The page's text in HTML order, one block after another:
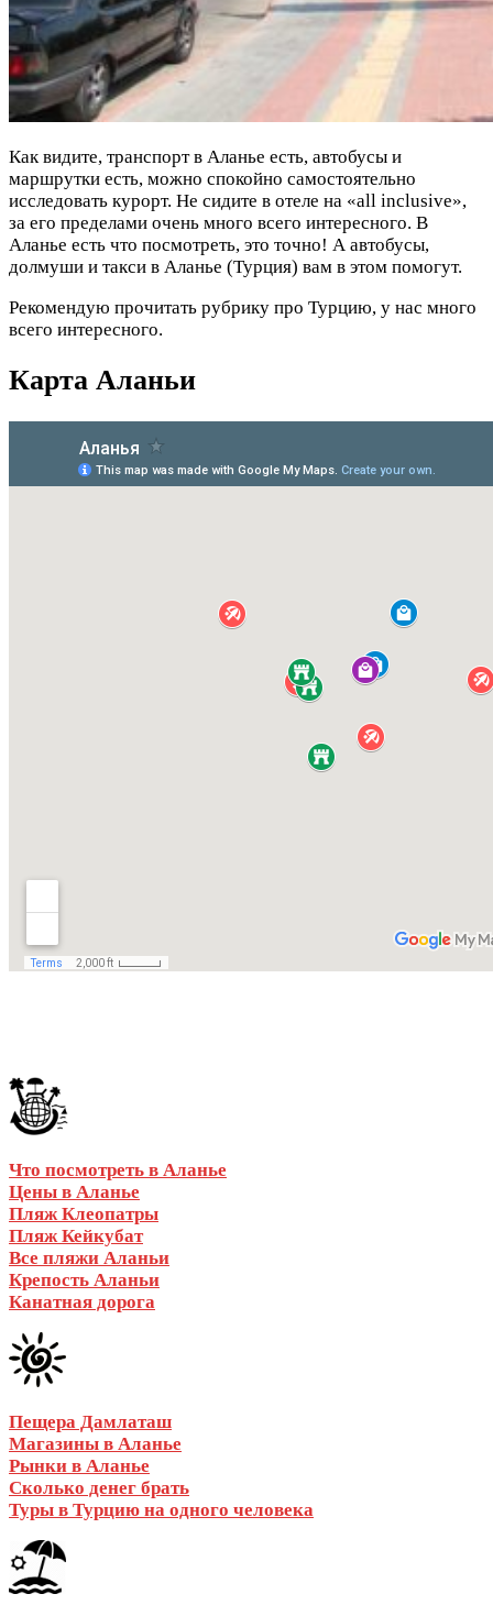
Как видите, транспорт в Аланье есть, автобусы и
маршрутки есть, можно спокойно самостоятельно
исследовать курорт. Не сидите в отеле на «all inclusive»,
за его пределами очень много всего интересного. В
Аланье есть что посмотреть, это точно! А автобусы,
долмуши и такси в Аланье (Турция) вам в этом помогут.
Рекомендую прочитать рубрику про Турцию, у нас много
всего интересного.
Карта Аланьи
Что посмотреть в Аланье
Цены в Аланье
Пляж Клеопатры
Пляж Кейкубат
Все пляжи Аланьи
Крепость Аланьи
Канатная дорога
Пещера Дамлаташ
Магазины в Аланье
Рынки в Аланье
Сколько денег брать
Туры в Турцию на одного человека